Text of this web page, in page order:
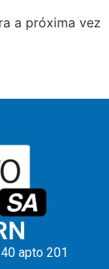
a próxima vez
apto 201